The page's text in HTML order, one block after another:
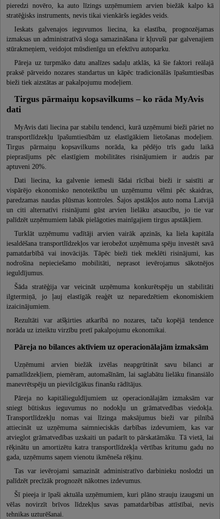
pieredzi novēro, ka auto līzings uzņēmumiem arvien biežāk kalpo kā
stratēģisks instruments, nevis tikai vienkāršs iegādes veids.
Ieskats galvenajos ieguvumos liecina, ka elastība, prognozējamas
izmaksas un administratīvā sloga samazināšana ir kļuvuši par galvenajiem
stūrakmeņiem, veidojot mūsdienīgu un efektīvu autoparku.
Pāreja uz turpmāko datu analīzes sadaļu atklās, kā šie faktori reālajā
praksē pārveido nozares standartus un kāpēc tradicionālās īpašumtiesības
bieži tiek aizstātas ar pakalpojumu modeļiem.
Tirgus pārmaiņu kopsavilkums – ko rāda MyAvis
dati
MyAvis dati liecina par stabilu tendenci, kurā uzņēmumi bieži pāriet no
transportlīdzekļu īpašumtiesībām uz elastīgākiem lietošanas modeļiem.
Tirgus pārmaiņu kopsavilkums norāda, ka pēdējo trīs gadu laikā
pieprasījums pēc elastīgiem mobilitātes risinājumiem ir audzis par
aptuveni 20%.
Dati liecina, ka galvenie iemesli šādai rīcībai bieži ir saistīti ar
vispārējo ekonomisko nenoteiktību un uzņēmumu vēlmi pēc skaidras,
paredzamas naudas plūsmas kontroles. Šajos apstākļos auto noma Latvijā
un citi alternatīvi risinājumi gūst arvien lielāku atsaucību, jo tie var
palīdzēt uzņēmumiem labāk pielāgoties mainīgajiem tirgus apstākļiem.
Turklāt uzņēmumu vadītāji arvien vairāk apzinās, ka liela kapitāla
iesaldēšana transportlīdzekļos var ierobežot uzņēmuma spēju investēt savā
pamatdarbībā vai inovācijās. Tāpēc bieži tiek meklēti risinājumi, kas
nodrošina nepieciešamo mobilitāti, neprasot ievērojamus sākotnējos
ieguldījumus.
Šāda stratēģija var veicināt uzņēmuma konkurētspēju un stabilitāti
ilgtermiņā, jo ļauj elastīgāk reaģēt uz neparedzētiem ekonomiskiem
izaicinājumiem.
Rezultāti var atšķirties atkarībā no nozares, taču kopējā tendence
norāda uz izteiktu virzību pretī pakalpojumu ekonomikai.
Pāreja no bilances aktīviem uz operacionālajām izmaksām
Uzņēmumi arvien biežāk izvēlas neapgrūtināt savu bilanci ar
pamatlīdzekļiem, piemēram, automašīnām, lai saglabātu lielāku finansiālo
manevrētspēju un pievilcīgākus finanšu rādītājus.
Pāreja no kapitālieguldījumiem uz operacionālajām izmaksām var
sniegt būtiskus ieguvumus no nodokļu un grāmatvedības viedokļa.
Transportlīdzekļu nomas vai līzinga maksājumus bieži var pilnībā
attiecināt uz uzņēmuma saimnieciskās darbības izdevumiem, kas var
atvieglot grāmatvedības uzskaiti un padarīt to pārskatāmāku. Tā vietā, lai
rēķinātu un amortizētu katra transportlīdzekļa vērtības kritumu gadu no
gada, uzņēmums saņem vienotu ikmēneša rēķinu.
Tas var ievērojami samazināt administratīvo darbinieku noslodzi un
palīdzēt precīzāk prognozēt nākotnes izdevumus.
Šī pieeja ir īpaši aktuāla uzņēmumiem, kuri plāno strauju izaugsmi un
vēlas novirzīt brīvos līdzekļus savas pamatdarbības attīstībai, nevis
tehnikas uzturēšanai.